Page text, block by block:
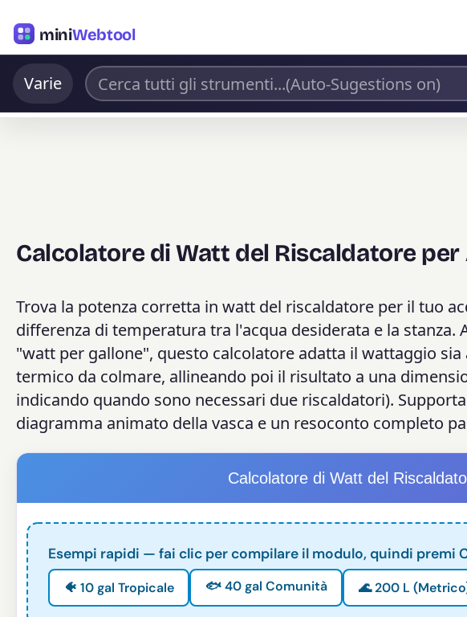
miniWebtool
Varie
Calcolatore di Watt del Riscaldatore
Trova la potenza corretta in watt del riscaldatore per il tuo
differenza di temperatura tra l'acqua desiderata e la
"watt per gallone", questo calcolatore adatta il wattaggio
termico da colmare, allineando poi il risultato a una
indicando quando sono necessari due riscaldatori).
diagramma animato della vasca e un resoconto completo
Calcolatore di Watt del
Esempi rapidi — fai clic per compilare il modulo, quindi premi
🐠 10 gal Tropicale 🐟 40 gal Comunità 🌊 200 L